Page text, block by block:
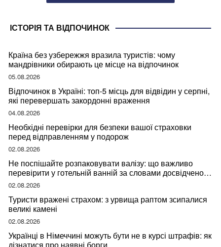
ІСТОРІЯ ТА ВІДПОЧИНОК
Країна без узбережжя вразила туристів: чому
мандрівники обирають це місце на відпочинок
05.08.2026
Відпочинок в Україні: топ-5 місць для відвідин у серпні,
які перевершать закордонні враження
04.08.2026
Необхідні перевірки для безпеки вашої страховки
перед відправленням у подорож
02.08.2026
Не поспішайте розпаковувати валізу: що важливо
перевірити у готельній ванній за словами досвідченої
мандрівниці
02.08.2026
Туристи вражені страхом: з урвища раптом зсипалися
великі камені
02.08.2026
Українці в Німеччині можуть бути не в курсі штрафів: як